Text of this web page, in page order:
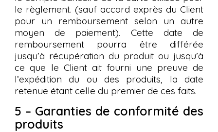
le règlement. (sauf accord exprès du Client
pour un remboursement selon un autre
moyen de paiement). Cette date de
remboursement pourra être différée
jusqu’à récupération du produit ou jusqu’à
ce que le Client ait fourni une preuve de
l’expédition du ou des produits, la date
retenue étant celle du premier de ces faits.
5 – Garanties de conformité des
produits